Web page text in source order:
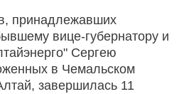
принадлежавших
вице-губернатору и
Сергею
в Чемальском
завершилась 11